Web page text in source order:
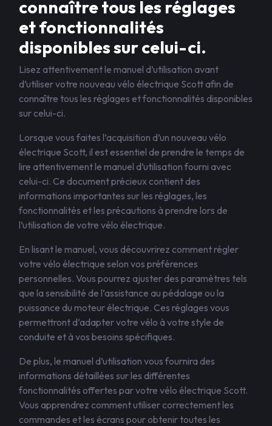
connaître tous les réglages
et fonctionnalités
disponibles sur celui-ci.
Lisez attentivement le manuel d’utilisation avant
d’utiliser votre nouveau vélo électrique Scott afin de
connaître tous les réglages et fonctionnalités disponibles
sur celui-ci.
Lorsque vous faites l’acquisition d’un nouveau vélo
électrique Scott, il est essentiel de prendre le temps de
lire attentivement le manuel d’utilisation fourni avec
celui-ci. Ce document précieux contient des
informations importantes sur les réglages, les
fonctionnalités et les précautions à prendre lors de
l’utilisation de votre vélo électrique.
En lisant le manuel, vous découvrirez comment régler
votre vélo électrique selon vos préférences
personnelles. Vous pourrez ajuster des paramètres tels
que la sensibilité de l’assistance au pédalage ou la
puissance du moteur électrique. Ces réglages vous
permettront d’adapter votre vélo à votre style de
conduite et à vos besoins spécifiques.
De plus, le manuel d’utilisation vous fournira des
informations détaillées sur les différentes
fonctionnalités offertes par votre vélo électrique Scott.
Vous apprendrez comment utiliser correctement les
commandes et les écrans pour obtenir toutes les